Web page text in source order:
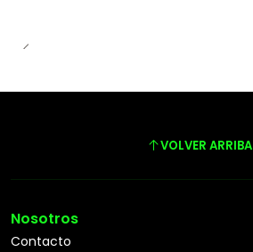
VOLVER ARRIBA
Nosotros
Contacto